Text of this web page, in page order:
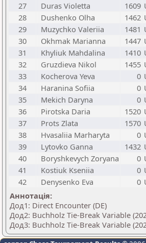
27
Duras Violetta 1609
28
Dushenko Olha 1462
29
Muzychko Valeriia 1481
30
Okhmak Marianna 1447
31
Khyliuk Mahdalina 1410
32
Gruzdieva Nikol 1455
33
Kocherova Yeva 0
34
Haranina Sofiia 0
35
Mekich Daryna 0
36
Pirotska Daria 1520
37
Prots Zlata 1570
38
Hvasaliia Marharyta 0
39
Lytovko Ganna 1432
40
Boryshkevych Zoryana 0
41
Kostiuk Kseniia 0
42
Denysenko Eva 0
Аннотація:
Дод1: Direct Encounter (DE)
Дод2: Buchholz Tie-Break Variable
Дод3: Buchholz Tie-Break Variable